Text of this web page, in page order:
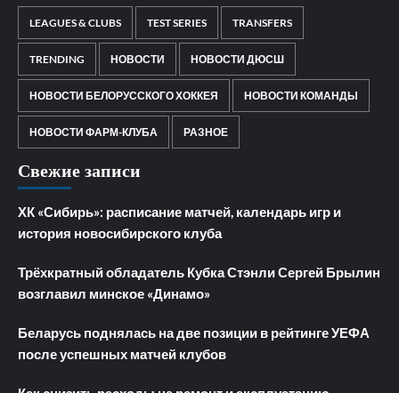
LEAGUES & CLUBS TEST SERIES TRANSFERS
TRENDING НОВОСТИ НОВОСТИ ДЮСШ
НОВОСТИ БЕЛОРУССКОГО ХОККЕЯ НОВОСТИ КОМАНДЫ
НОВОСТИ ФАРМ-КЛУБА РАЗНОЕ
Свежие записи
ХК «Сибирь»: расписание матчей, календарь игр и
история новосибирского клуба
Трёхкратный обладатель Кубка Стэнли Сергей Брылин
возглавил минское «Динамо»
Беларусь поднялась на две позиции в рейтинге УЕФА
после успешных матчей клубов